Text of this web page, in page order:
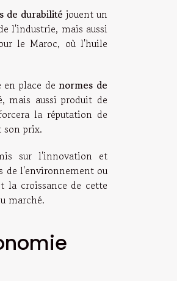
de durabilité jouent un
l'industrie, mais aussi
le Maroc, où l'huile
en place de normes de
mais aussi produit de
la réputation de
prix.
sur l'innovation et
de l'environnement ou
la croissance de cette
marché.